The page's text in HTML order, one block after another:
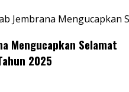
Jembrana Mengucapkan
Mengucapkan Selamat
2025